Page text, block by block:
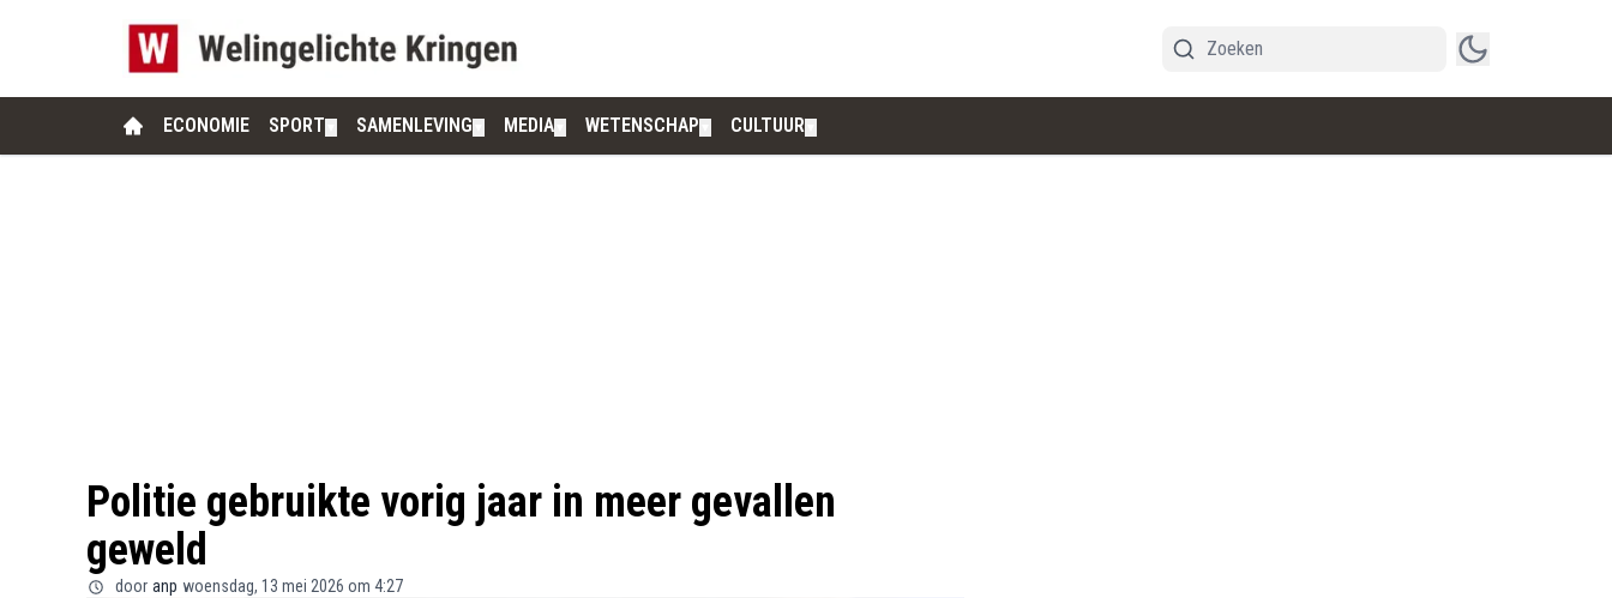
ECONOMIE SPORT SAMENLEVING MEDIA WETENSCHAP CULTUUR
Politie gebruikte vorig jaar in meer gevallen
geweld
door anp woensdag, 13 mei 2026 om 4:27